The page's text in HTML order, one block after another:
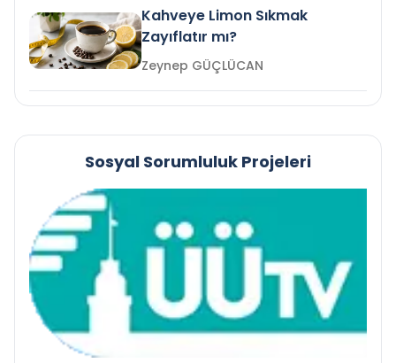
Kahveye Limon Sıkmak
Zayıflatır mı?
Zeynep GÜÇLÜCAN
Sosyal Sorumluluk Projeleri